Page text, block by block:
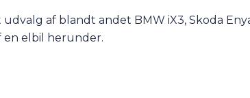
udvalg af blandt andet BMW iX3, Skoda
en elbil herunder.
de bygges på, har vi også fået rigtig